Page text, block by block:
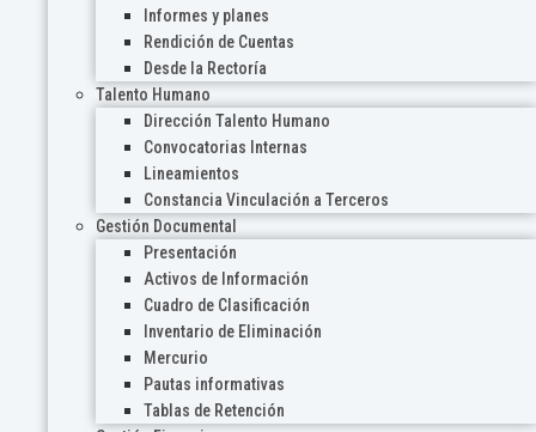
Informes y planes
Rendición de Cuentas
Desde la Rectoría
Talento Humano
Dirección Talento Humano
Convocatorias Internas
Lineamientos
Constancia Vinculación a Terceros
Gestión Documental
Presentación
Activos de Información
Cuadro de Clasificación
Inventario de Eliminación
Mercurio
Pautas informativas
Tablas de Retención